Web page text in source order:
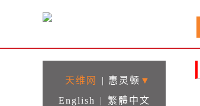
天维网 | 惠灵顿 ▼
English
| 繁體中文